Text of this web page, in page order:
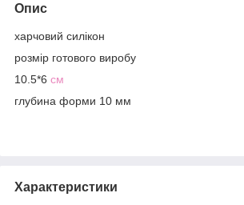
Опис
харчовий силікон
розмір готового виробу
10.5*6 см
глубина форми 10 мм
Характеристики